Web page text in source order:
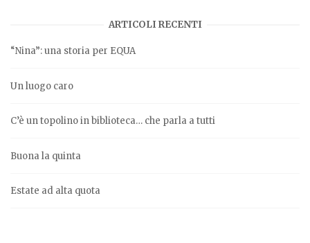
ARTICOLI RECENTI
“Nina”: una storia per EQUA
Un luogo caro
C’è un topolino in biblioteca… che parla a tutti
Buona la quinta
Estate ad alta quota